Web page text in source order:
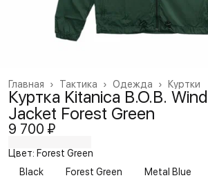
Куртки
Одежда ›
Тактика ›
Главная ›
Куртка Kitanica B.O.B.
Jacket Forest Green
9 700 ₽
Цвет: Forest Green
Black
Forest Green
Metal Blue